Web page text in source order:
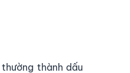
thành dấu